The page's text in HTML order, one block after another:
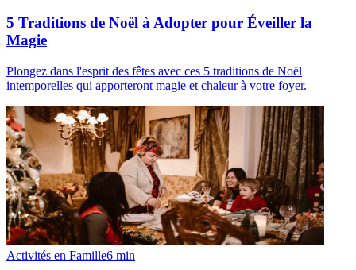
5 Traditions de Noël à Adopter pour Éveiller la
Magie
Plongez dans l'esprit des fêtes avec ces 5 traditions de Noël
intemporelles qui apporteront magie et chaleur à votre foyer.
Activités en Famille6 min